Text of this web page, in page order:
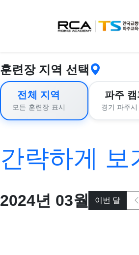
훈련장 지역 선택
전체 지역
모든 훈련장 표시
파주
경기 파주
간략하게 보
2024년 03월 이번 달